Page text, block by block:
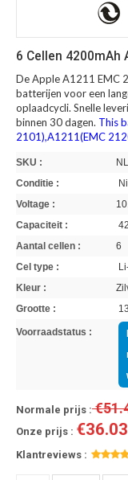
6 Cellen 4200mAh
De Apple A1211 EMC
batterijen voor een
oplaadcycli. Snelle
binnen 30 dagen. This
2101),A1211(EMC
SKU :
Conditie :
Voltage :
Capaciteit :
Aantal cellen :
6
Cel type :
Kleur :
Grootte :
Voorraadstatus :
Normale prijs :
Onze prijs : €36.03
Klantreviews :